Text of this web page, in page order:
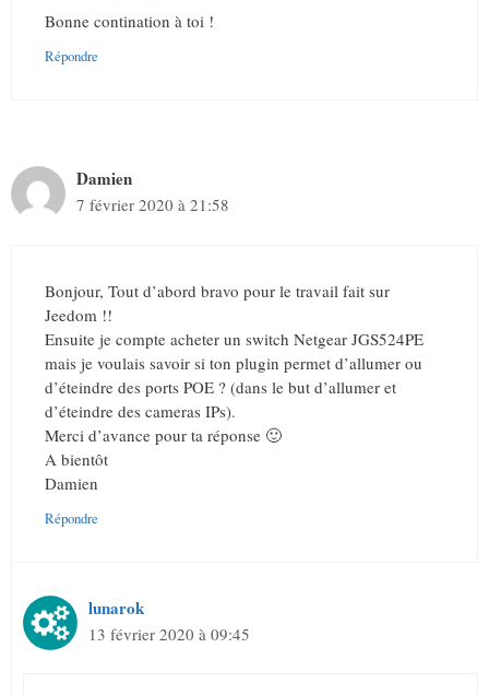
Bonne contination à toi !
Répondre
Damien
7 février 2020 à 21:58
Bonjour, Tout d’abord bravo pour le travail fait sur
Jeedom !!
Ensuite je compte acheter un switch Netgear JGS524PE
mais je voulais savoir si ton plugin permet d’allumer ou
d’éteindre des ports POE ? (dans le but d’allumer et
d’éteindre des cameras IPs).
Merci d’avance pour ta réponse 🙂
A bientôt
Damien
Répondre
lunarok
13 février 2020 à 09:45